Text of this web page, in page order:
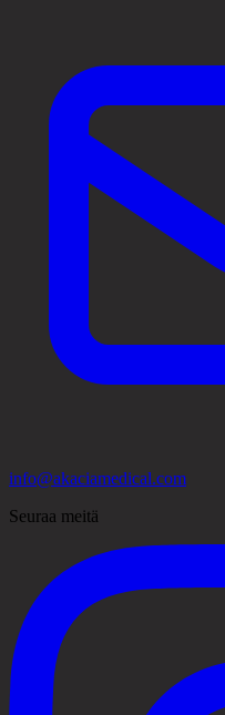
info@akaciamedical.com
Seuraa meitä